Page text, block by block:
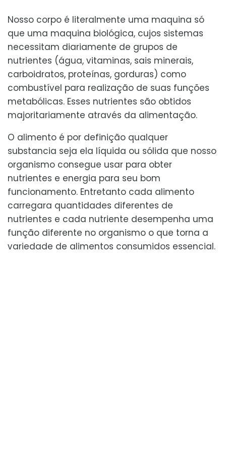
Nosso corpo é literalmente uma maquina só
que uma maquina biológica, cujos sistemas
necessitam diariamente de grupos de
nutrientes (água, vitaminas, sais minerais,
carboidratos, proteínas, gorduras) como
combustível para realização de suas funções
metabólicas. Esses nutrientes são obtidos
majoritariamente através da alimentação.
O alimento é por definição qualquer
substancia seja ela líquida ou sólida que nosso
organismo consegue usar para obter
nutrientes e energia para seu bom
funcionamento. Entretanto cada alimento
carregara quantidades diferentes de
nutrientes e cada nutriente desempenha uma
função diferente no organismo o que torna a
variedade de alimentos consumidos essencial.